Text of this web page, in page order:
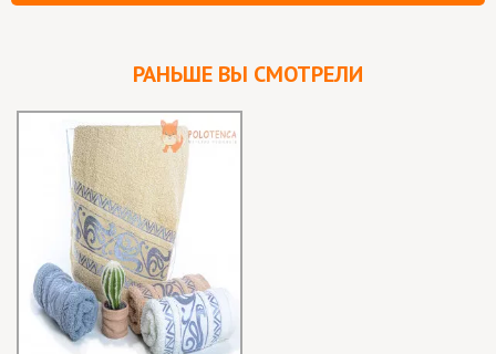
РАНЬШЕ ВЫ СМОТРЕЛИ